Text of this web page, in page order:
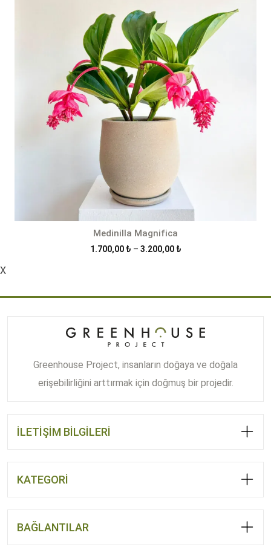
3.750,00 ₺
Medinilla Magnifica
1.700,00 ₺ – 3.200,00 ₺Fiyat
3.200,00 ₺
X
Greenhouse Project, insanların doğaya ve doğala
erişebilirliğini arttırmak için doğmuş bir projedir.
İLETİŞİM BİLGİLERİ
KATEGORİ
BAĞLANTILAR